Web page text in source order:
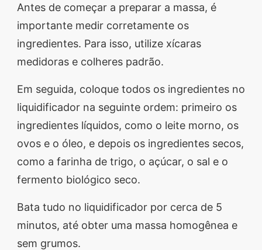
Antes de começar a preparar a massa, é
importante medir corretamente os
ingredientes. Para isso, utilize xícaras
medidoras e colheres padrão.
Em seguida, coloque todos os ingredientes no
liquidificador na seguinte ordem: primeiro os
ingredientes líquidos, como o leite morno, os
ovos e o óleo, e depois os ingredientes secos,
como a farinha de trigo, o açúcar, o sal e o
fermento biológico seco.
Bata tudo no liquidificador por cerca de 5
minutos, até obter uma massa homogênea e
sem grumos.